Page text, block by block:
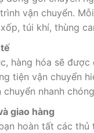
vận chuyển.
túi khí, thùng
hàng hóa sẽ
tiện vận chuyển
nhanh
giao hàng
hoàn tất các